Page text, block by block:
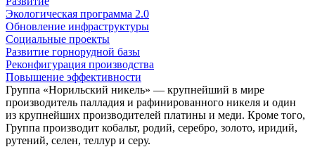
Экологическая программа 2.0
Обновление инфраструктуры
Социальные проекты
Развитие горнорудной базы
Реконфигурация производства
Повышение эффективности
Группа «Норильский никель» — крупнейший в мире
производитель палладия и рафинированного никеля и один
из крупнейших производителей платины и меди. Кроме того,
Группа производит кобальт, родий, серебро, золото, иридий,
рутений, селен, теллур и серу.